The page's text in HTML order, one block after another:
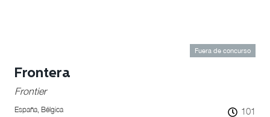
Fuera de concurso
Frontera
Frontier
España, Bélgica 101